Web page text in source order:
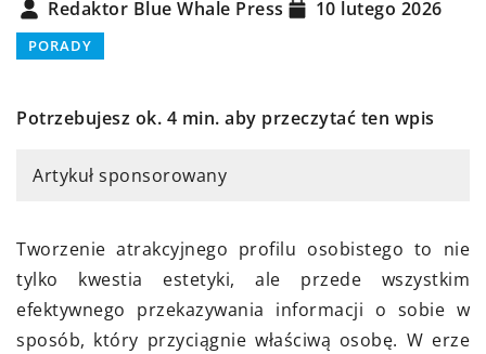
Redaktor Blue Whale Press 10 lutego 2026
PORADY
Potrzebujesz ok. 4 min. aby przeczytać ten wpis
Artykuł sponsorowany
Tworzenie atrakcyjnego profilu osobistego to nie
tylko kwestia estetyki, ale przede wszystkim
efektywnego przekazywania informacji o sobie w
sposób, który przyciągnie właściwą osobę. W erze